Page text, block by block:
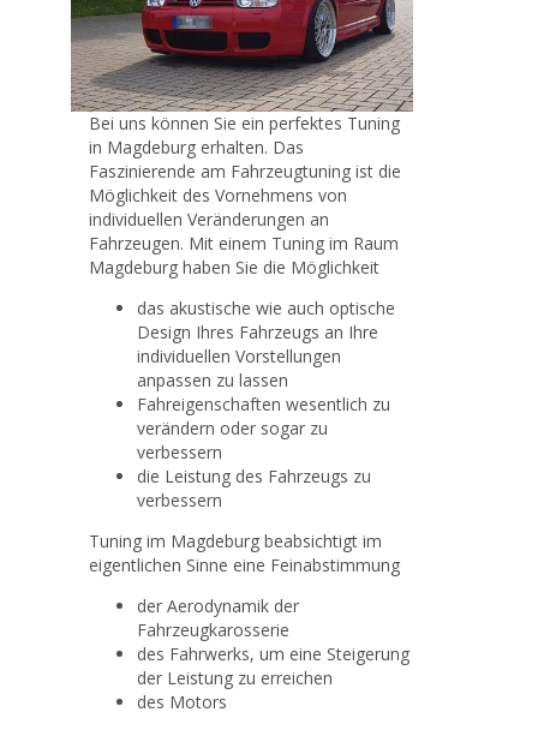
Bei uns können Sie ein perfektes Tuning
in Magdeburg erhalten. Das
Faszinierende am Fahrzeugtuning ist die
Möglichkeit des Vornehmens von
individuellen Veränderungen an
Fahrzeugen. Mit einem Tuning im Raum
Magdeburg haben Sie die Möglichkeit
das akustische wie auch optische
Design Ihres Fahrzeugs an Ihre
individuellen Vorstellungen
anpassen zu lassen
Fahreigenschaften wesentlich zu
verändern oder sogar zu
verbessern
die Leistung des Fahrzeugs zu
verbessern
Tuning im Magdeburg beabsichtigt im
eigentlichen Sinne eine Feinabstimmung
der Aerodynamik der
Fahrzeugkarosserie
des Fahrwerks, um eine Steigerung
der Leistung zu erreichen
des Motors